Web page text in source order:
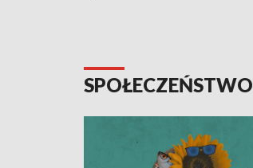
SPOŁECZEŃSTWO